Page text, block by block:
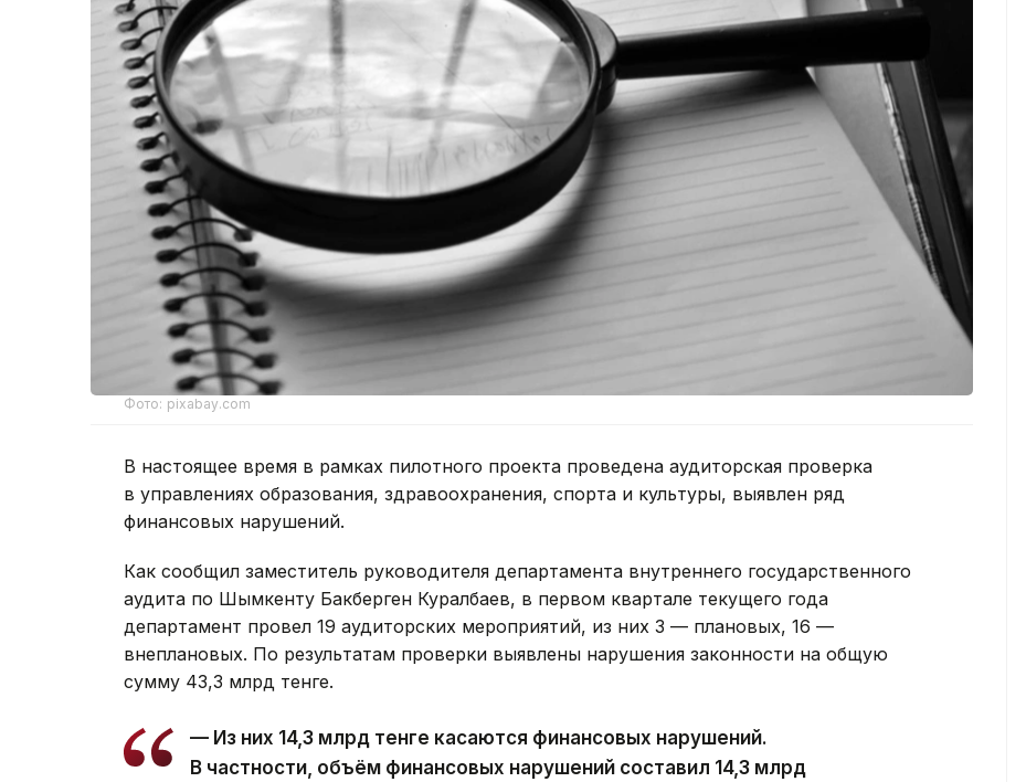
Фото: pixabay.com
В настоящее время в рамках пилотного проекта проведена аудиторская проверка
в управлениях образования, здравоохранения, спорта и культуры, выявлен ряд
финансовых нарушений.
Как сообщил заместитель руководителя департамента внутреннего государственного
аудита по Шымкенту Бакберген Куралбаев, в первом квартале текущего года
департамент провел 19 аудиторских мероприятий, из них 3 — плановых, 16 —
внеплановых. По результатам проверки выявлены нарушения законности на общую
сумму 43,3 млрд тенге.
— Из них 14,3 млрд тенге касаются финансовых нарушений.
В частности, объём финансовых нарушений составил 14,3 млрд